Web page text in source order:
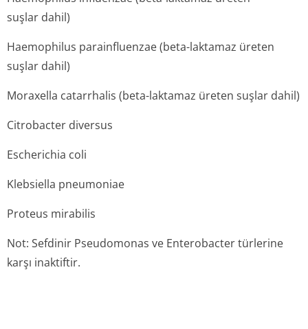
suşlar dahil)
Haemophilus parainfluenzae(beta-laktamaz üreten
suşlar dahil)
Moraxella catarrhalis (beta-laktamaz üreten suşlar dahil)
Citrobacter diversus
Escherichia coli
Klebsiella pneumoniae
Proteus mirabilis
Not: Sefdinir Pseudomonas ve Enterobactertürlerine
karşı inaktiftir.